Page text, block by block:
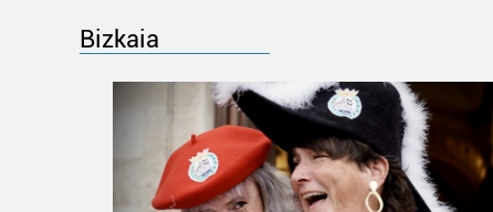
Bizkaia